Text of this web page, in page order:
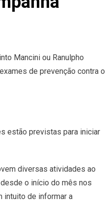
Mancini ou Ranulpho
de prevenção contra o
estão previstas para iniciar
diversas atividades ao
desde o início do mês nos
intuito de informar a